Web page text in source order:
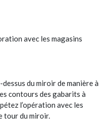
avec les magasins
du miroir de manière à
contours des gabarits à
l’opération avec les
tour du miroir.